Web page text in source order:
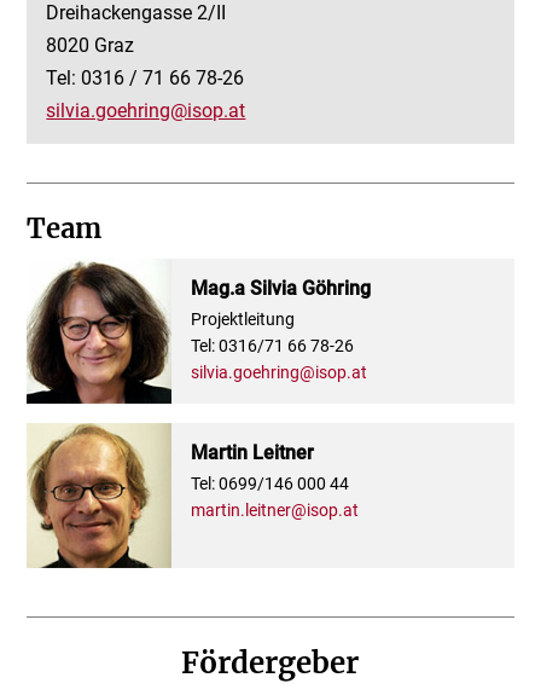
Dreihackengasse 2/II
8020 Graz
Tel: 0316 / 71 66 78-26
silvia.goehring@isop.at
Team
Mag.a Silvia Göhring
Tel: 0316/71 66 78-26
silvia.goehring@isop.at
Projektleitung
Martin Leitner
Tel: 0699/146 000 44
martin.leitner@isop.at
Fördergeber